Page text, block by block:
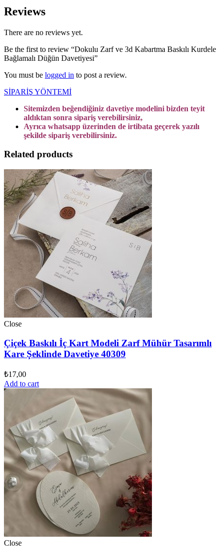
Reviews
There are no reviews yet.
Be the first to review “Dokulu Zarf ve 3d Kabartma Baskılı Kurdele
Bağlamalı Düğün Davetiyesi”
You must be logged in to post a review.
SİPARİŞ YÖNTEMİ
Sitemizden beğendiğiniz davetiye modelini bizden teyit
aldıktan sonra sipariş verebilirsiniz,
Ayrıca whatsapp üzerinden de irtibata geçerek yazılı
şekilde sipariş verebilirsiniz.
Related products
Close
Çiçek Baskılı İç Kart Modeli Zarf Mühür Tasarımlı
Kare Şeklinde Davetiye 40309
₺17,00
Add to cart
Close